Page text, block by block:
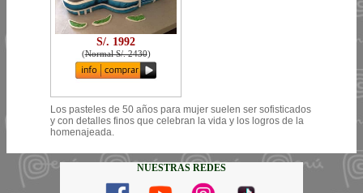
S/. 1992
(Normal S/. 2430)
Los pasteles de 50 años para mujer suelen ser sofisticados
y con detalles finos que celebran la vida y los logros de la
homenajeada.
NUESTRAS REDES